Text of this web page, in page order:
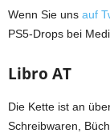
Wenn Sie uns auf
PS5-Drops bei
Libro AT
Die Kette ist an
Schreibwaren,